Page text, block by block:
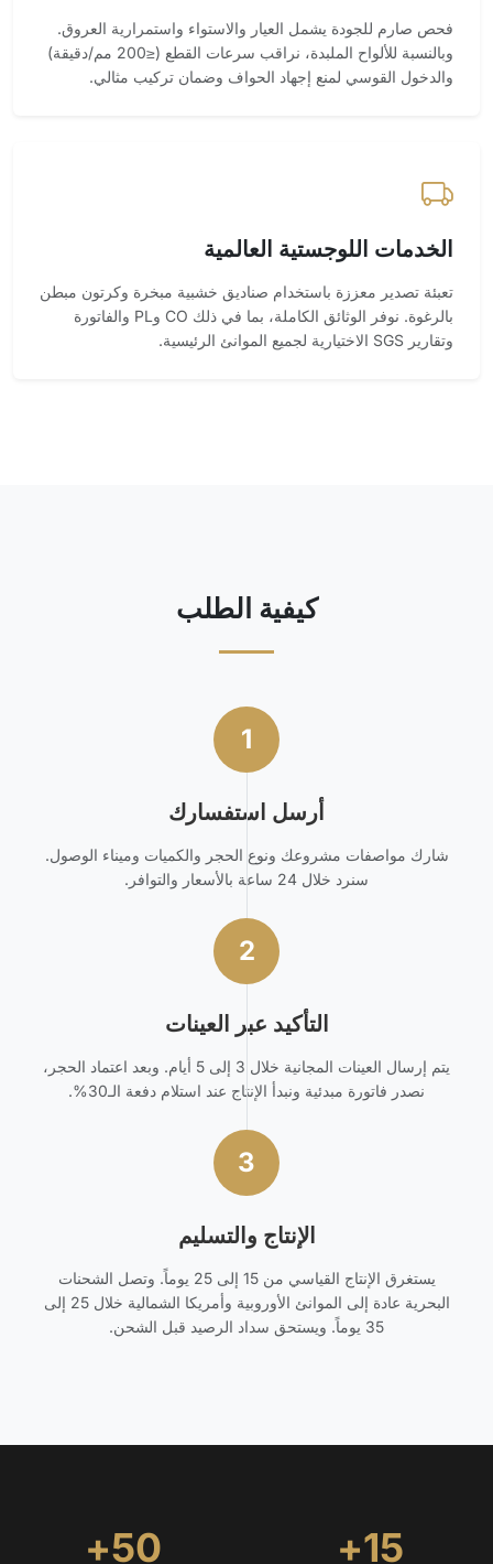
فحص صارم للجودة يشمل العيار والاستواء واستمرارية العروق.
وبالنسبة للألواح الملبدة، نراقب سرعات القطع (≤200 مم/دقيقة)
والدخول القوسي لمنع إجهاد الحواف وضمان تركيب مثالي.
الخدمات اللوجستية العالمية
تعبئة تصدير معززة باستخدام صناديق خشبية مبخرة وكرتون مبطن
بالرغوة. نوفر الوثائق الكاملة، بما في ذلك CO وPL والفاتورة
وتقارير SGS الاختيارية لجميع الموانئ الرئيسية.
كيفية الطلب
1
أرسل استفسارك
شارك مواصفات مشروعك ونوع الحجر والكميات وميناء الوصول.
سنرد خلال 24 ساعة بالأسعار والتوافر.
2
التأكيد عبر العينات
يتم إرسال العينات المجانية خلال 3 إلى 5 أيام. وبعد اعتماد الحجر،
نصدر فاتورة مبدئية ونبدأ الإنتاج عند استلام دفعة الـ30%.
3
الإنتاج والتسليم
يستغرق الإنتاج القياسي من 15 إلى 25 يوماً. وتصل الشحنات
البحرية عادة إلى الموانئ الأوروبية وأمريكا الشمالية خلال 25 إلى
35 يوماً. ويستحق سداد الرصيد قبل الشحن.
15+
50+